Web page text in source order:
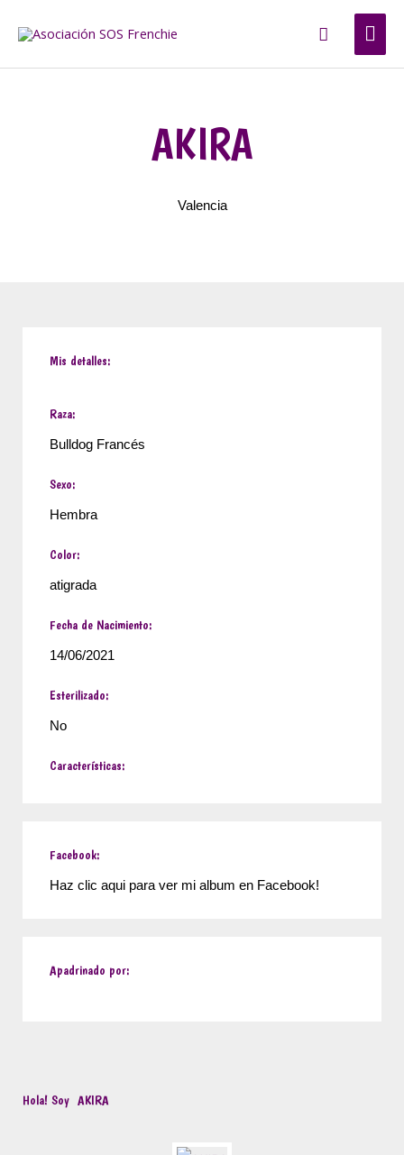
Buscar
AKIRA
Valencia
Hola! Soy AKIRA
Mis detalles:
Raza:
Bulldog Francés
Sexo:
Hembra
Color:
atigrada
Fecha de Nacimiento:
14/06/2021
Esterilizado:
No
Características:
Facebook:
Haz clic aqui para ver mi album en Facebook!
Apadrinado por: